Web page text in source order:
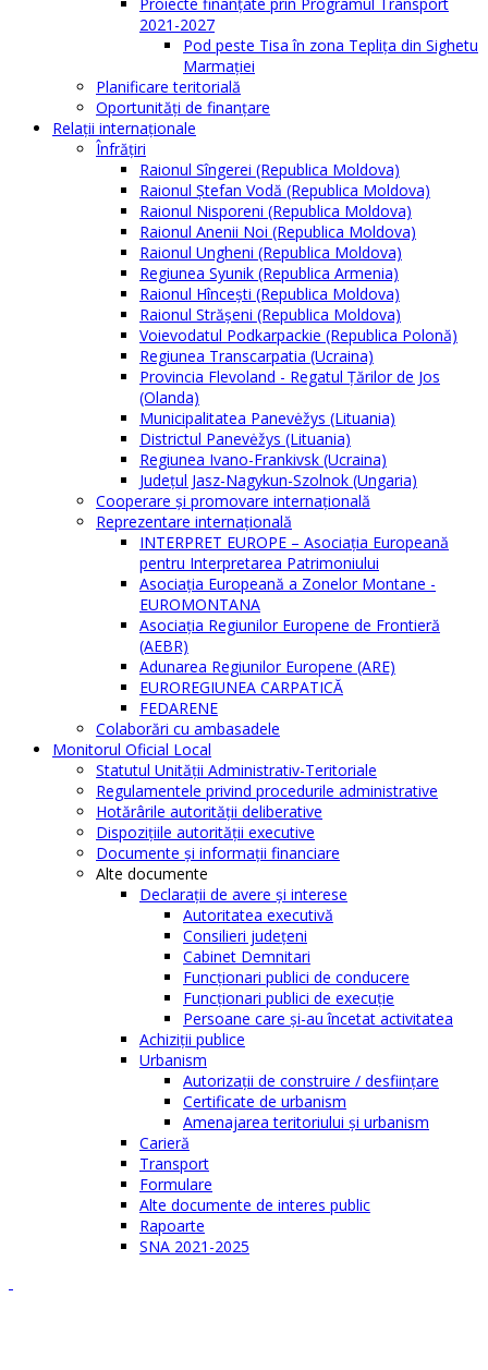
2021-2027
Pod peste Tisa în zona Teplița din Sighetu
Marmației
Planificare teritorială
Oportunităţi de finanţare
Relaţii internaţionale
Înfrăţiri
Raionul Sîngerei (Republica Moldova)
Raionul Ștefan Vodă (Republica Moldova)
Raionul Nisporeni (Republica Moldova)
Raionul Anenii Noi (Republica Moldova)
Raionul Ungheni (Republica Moldova)
Regiunea Syunik (Republica Armenia)
Raionul Hîncești (Republica Moldova)
Raionul Străşeni (Republica Moldova)
Voievodatul Podkarpackie (Republica Polonă)
Regiunea Transcarpatia (Ucraina)
Provincia Flevoland - Regatul Ţărilor de Jos
(Olanda)
Municipalitatea Panevėžys (Lituania)
Districtul Panevėžys (Lituania)
Regiunea Ivano-Frankivsk (Ucraina)
Judeţul Jasz-Nagykun-Szolnok (Ungaria)
Cooperare şi promovare internaţională
Reprezentare internaţională
INTERPRET EUROPE – Asociația Europeană
pentru Interpretarea Patrimoniului
Asociația Europeană a Zonelor Montane -
EUROMONTANA
Asociația Regiunilor Europene de Frontieră
(AEBR)
Adunarea Regiunilor Europene (ARE)
EUROREGIUNEA CARPATICĂ
FEDARENE
Colaborări cu ambasadele
Monitorul Oficial Local
Statutul Unităţii Administrativ-Teritoriale
Regulamentele privind procedurile administrative
Hotărârile autorităţii deliberative
Dispoziţiile autorităţii executive
Documente şi informaţii financiare
Alte documente
Declaraţii de avere şi interese
Autoritatea executivă
Consilieri judeţeni
Cabinet Demnitari
Funcţionari publici de conducere
Funcționari publici de execuție
Persoane care şi-au încetat activitatea
Achiziţii publice
Urbanism
Autorizații de construire / desființare
Certificate de urbanism
Amenajarea teritoriului şi urbanism
Carieră
Transport
Formulare
Alte documente de interes public
Rapoarte
SNA 2021-2025